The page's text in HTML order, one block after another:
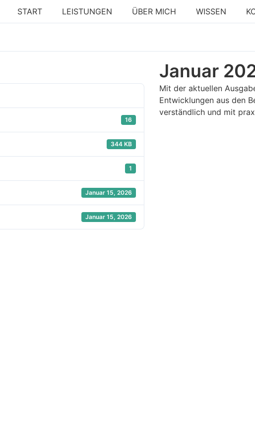
START LEISTUNGEN ÜBER MICH WISSEN
16
344 KB
1
Januar 15, 2026
Januar 15, 2026
Januar
Mit der aktuellen
Entwicklungen aus den
verständlich und mit